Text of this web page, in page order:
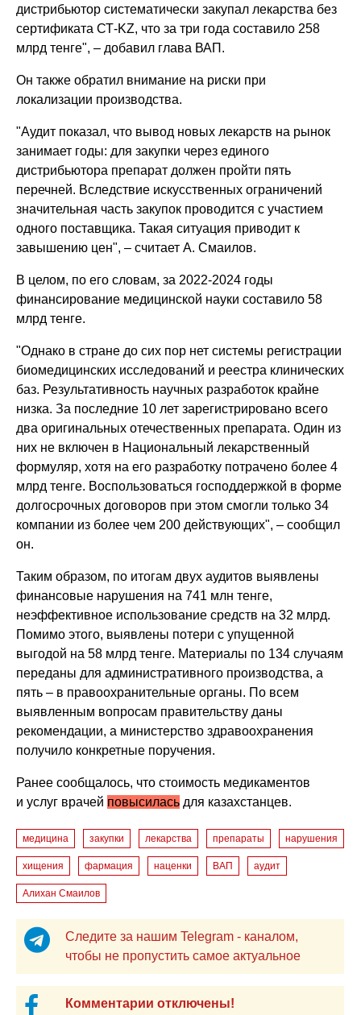
дистрибьютор систематически закупал лекарства без
сертификата СТ-KZ, что за три года составило 258
млрд тенге", – добавил глава ВАП.
Он также обратил внимание на риски при
локализации производства.
"Аудит показал, что вывод новых лекарств на рынок
занимает годы: для закупки через единого
дистрибьютора препарат должен пройти пять
перечней. Вследствие искусственных ограничений
значительная часть закупок проводится с участием
одного поставщика. Такая ситуация приводит к
завышению цен", – считает А. Смаилов.
В целом, по его словам, за 2022-2024 годы
финансирование медицинской науки составило 58
млрд тенге.
"Однако в стране до сих пор нет системы регистрации
биомедицинских исследований и реестра клинических
баз. Результативность научных разработок крайне
низка. За последние 10 лет зарегистрировано всего
два оригинальных отечественных препарата. Один из
них не включен в Национальный лекарственный
формуляр, хотя на его разработку потрачено более 4
млрд тенге. Воспользоваться господдержкой в форме
долгосрочных договоров при этом смогли только 34
компании из более чем 200 действующих", – сообщил
он.
Таким образом, по итогам двух аудитов выявлены
финансовые нарушения на 741 млн тенге,
неэффективное использование средств на 32 млрд.
Помимо этого, выявлены потери с упущенной
выгодой на 58 млрд тенге. Материалы по 134 случаям
переданы для административного производства, а
пять – в правоохранительные органы. По всем
выявленным вопросам правительству даны
рекомендации, а министерство здравоохранения
получило конкретные поручения.
Ранее сообщалось, что стоимость медикаментов
и услуг врачей повысилась для казахстанцев.
медицина закупки лекарства препараты нарушения
хищения фармация наценки ВАП аудит
Алихан Смаилов
Следите за нашим Telegram - каналом,
чтобы не пропустить самое актуальное
Комментарии отключены!